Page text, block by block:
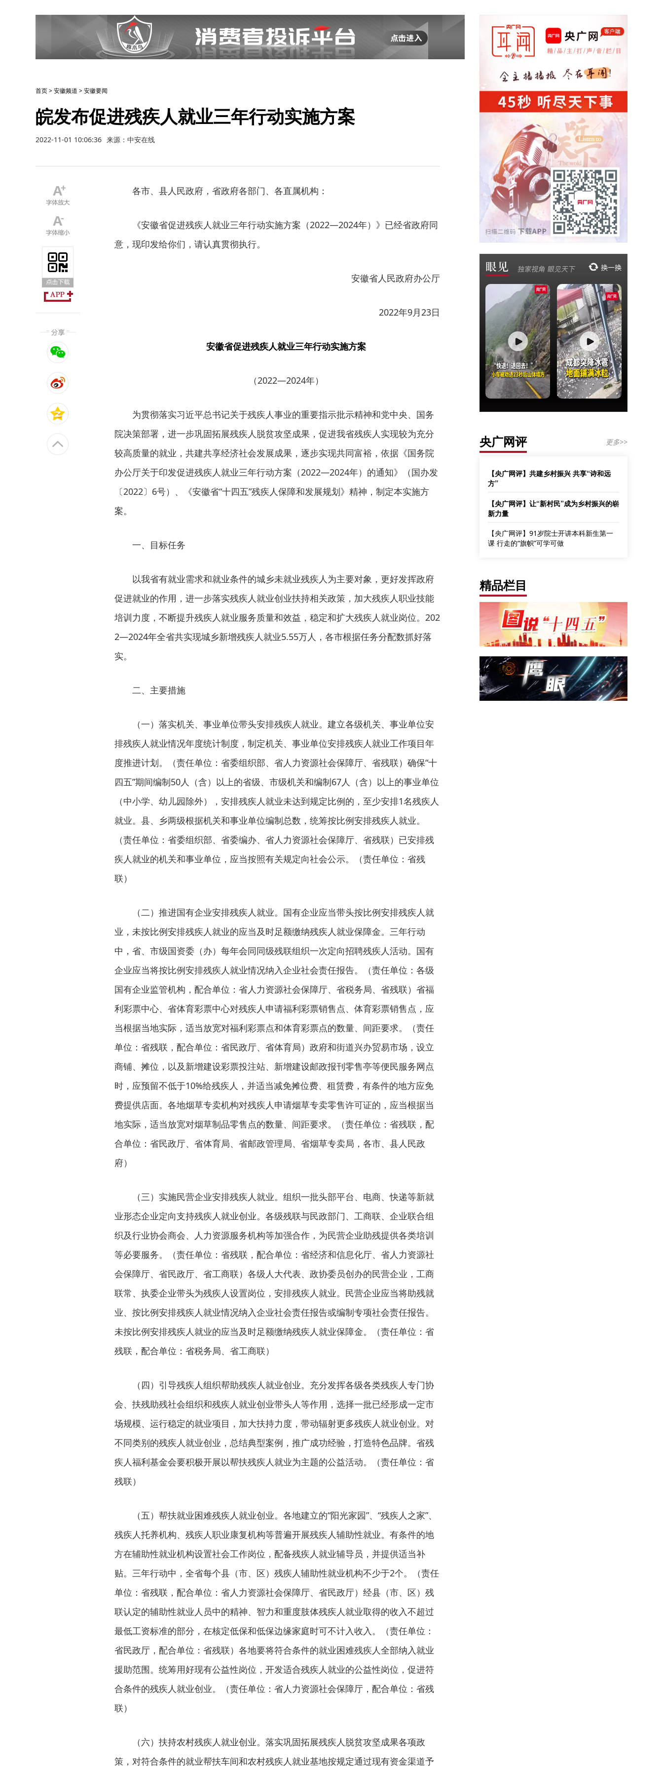
首页>安徽频道 >安徽要闻
皖发布促进残疾人就业三年行动实施方案
2022-11-01 10:06:36 来源：中安在线
各市、县人民政府，省政府各部门、各直属机构：
《安徽省促进残疾人就业三年行动实施方案（2022—2024年）》已经省政府同
意，现印发给你们，请认真贯彻执行。
安徽省人民政府办公厅
2022年9月23日
安徽省促进残疾人就业三年行动实施方案
（2022—2024年）
为贯彻落实习近平总书记关于残疾人事业的重要指示批示精神和党中央、国务
院决策部署，进一步巩固拓展残疾人脱贫攻坚成果，促进我省残疾人实现较为充分
较高质量的就业，共建共享经济社会发展成果，逐步实现共同富裕，依据《国务院
办公厅关于印发促进残疾人就业三年行动方案（2022—2024年）的通知》（国办发
〔2022〕6号）、《安徽省“十四五”残疾人保障和发展规划》精神，制定本实施方
案。
一、目标任务
以我省有就业需求和就业条件的城乡未就业残疾人为主要对象，更好发挥政府
促进就业的作用，进一步落实残疾人就业创业扶持相关政策，加大残疾人职业技能
培训力度，不断提升残疾人就业服务质量和效益，稳定和扩大残疾人就业岗位。202
2—2024年全省共实现城乡新增残疾人就业5.55万人，各市根据任务分配数抓好落
实。
二、主要措施
（一）落实机关、事业单位带头安排残疾人就业。建立各级机关、事业单位安
排残疾人就业情况年度统计制度，制定机关、事业单位安排残疾人就业工作项目年
度推进计划。（责任单位：省委组织部、省人力资源社会保障厅、省残联）确保“十
四五”期间编制50人（含）以上的省级、市级机关和编制67人（含）以上的事业单位
（中小学、幼儿园除外），安排残疾人就业未达到规定比例的，至少安排1名残疾人
就业。县、乡两级根据机关和事业单位编制总数，统筹按比例安排残疾人就业。
（责任单位：省委组织部、省委编办、省人力资源社会保障厅、省残联）已安排残
疾人就业的机关和事业单位，应当按照有关规定向社会公示。（责任单位：省残
联）
（二）推进国有企业安排残疾人就业。国有企业应当带头按比例安排残疾人就
业，未按比例安排残疾人就业的应当及时足额缴纳残疾人就业保障金。三年行动
中，省、市级国资委（办）每年会同同级残联组织一次定向招聘残疾人活动。国有
企业应当将按比例安排残疾人就业情况纳入企业社会责任报告。（责任单位：各级
国有企业监管机构，配合单位：省人力资源社会保障厅、省税务局、省残联）省福
利彩票中心、省体育彩票中心对残疾人申请福利彩票销售点、体育彩票销售点，应
当根据当地实际，适当放宽对福利彩票点和体育彩票点的数量、间距要求。（责任
单位：省残联，配合单位：省民政厅、省体育局）政府和街道兴办贸易市场，设立
商铺、摊位，以及新增建设彩票投注站、新增建设邮政报刊零售亭等便民服务网点
时，应预留不低于10%给残疾人，并适当减免摊位费、租赁费，有条件的地方应免
费提供店面。各地烟草专卖机构对残疾人申请烟草专卖零售许可证的，应当根据当
地实际，适当放宽对烟草制品零售点的数量、间距要求。（责任单位：省残联，配
合单位：省民政厅、省体育局、省邮政管理局、省烟草专卖局，各市、县人民政
府）
（三）实施民营企业安排残疾人就业。组织一批头部平台、电商、快递等新就
业形态企业定向支持残疾人就业创业。各级残联与民政部门、工商联、企业联合组
织及行业协会商会、人力资源服务机构等加强合作，为民营企业助残提供各类培训
等必要服务。（责任单位：省残联，配合单位：省经济和信息化厅、省人力资源社
会保障厅、省民政厅、省工商联）各级人大代表、政协委员创办的民营企业，工商
联常、执委企业带头为残疾人设置岗位，安排残疾人就业。民营企业应当将助残就
业、按比例安排残疾人就业情况纳入企业社会责任报告或编制专项社会责任报告。
未按比例安排残疾人就业的应当及时足额缴纳残疾人就业保障金。（责任单位：省
残联，配合单位：省税务局、省工商联）
（四）引导残疾人组织帮助残疾人就业创业。充分发挥各级各类残疾人专门协
会、扶残助残社会组织和残疾人就业创业带头人等作用，选择一批已经形成一定市
场规模、运行稳定的就业项目，加大扶持力度，带动辐射更多残疾人就业创业。对
不同类别的残疾人就业创业，总结典型案例，推广成功经验，打造特色品牌。省残
疾人福利基金会要积极开展以帮扶残疾人就业为主题的公益活动。（责任单位：省
残联）
（五）帮扶就业困难残疾人就业创业。各地建立的“阳光家园”、“残疾人之家”、
残疾人托养机构、残疾人职业康复机构等普遍开展残疾人辅助性就业。有条件的地
方在辅助性就业机构设置社会工作岗位，配备残疾人就业辅导员，并提供适当补
贴。三年行动中，全省每个县（市、区）残疾人辅助性就业机构不少于2个。（责任
单位：省残联，配合单位：省人力资源社会保障厅、省民政厅）经县（市、区）残
联认定的辅助性就业人员中的精神、智力和重度肢体残疾人就业取得的收入不超过
最低工资标准的部分，在核定低保和低保边缘家庭时可不计入收入。（责任单位：
省民政厅，配合单位：省残联）各地要将符合条件的就业困难残疾人全部纳入就业
援助范围。统筹用好现有公益性岗位，开发适合残疾人就业的公益性岗位，促进符
合条件的残疾人就业创业。（责任单位：省人力资源社会保障厅，配合单位：省残
联）
（六）扶持农村残疾人就业创业。落实巩固拓展残疾人脱贫攻坚成果各项政
策，对符合条件的就业帮扶车间和农村残疾人就业基地按规定通过现有资金渠道予
央广网评 更多>>
【央广网评】共建乡村振兴 共享“诗和远
方”
【央广网评】让“新村民”成为乡村振兴的崭
新力量
【央广网评】91岁院士开讲本科新生第一
课 行走的“旗帜”可学可做
精品栏目